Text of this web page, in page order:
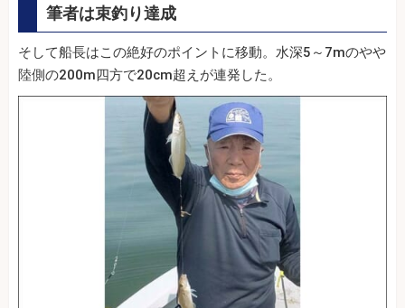
筆者は束釣り達成
そして船長はこの絶好のポイントに移動。水深5～7mのやや
陸側の200m四方で20cm超えが連発した。